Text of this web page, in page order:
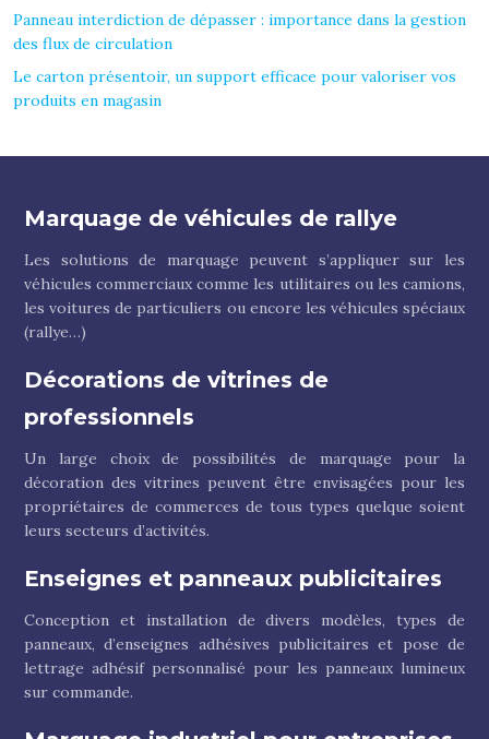
Panneau interdiction de dépasser : importance dans la gestion
des flux de circulation
Le carton présentoir, un support efficace pour valoriser vos
produits en magasin
Marquage de véhicules de rallye
Les solutions de marquage peuvent s’appliquer sur les
véhicules commerciaux comme les utilitaires ou les camions,
les voitures de particuliers ou encore les véhicules spéciaux
(rallye…)
Décorations de vitrines de
professionnels
Un large choix de possibilités de marquage pour la
décoration des vitrines peuvent être envisagées pour les
propriétaires de commerces de tous types quelque soient
leurs secteurs d’activités.
Enseignes et panneaux publicitaires
Conception et installation de divers modèles, types de
panneaux, d’enseignes adhésives publicitaires et pose de
lettrage adhésif personnalisé pour les panneaux lumineux
sur commande.